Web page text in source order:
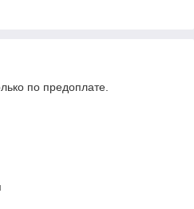
по предоплате.